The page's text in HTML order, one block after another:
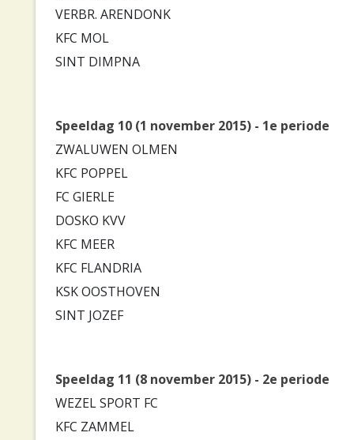
VERBR. ARENDONK
KFC MOL
SINT DIMPNA
Speeldag 10 (1 november 2015) - 1e periode
ZWALUWEN OLMEN
KFC POPPEL
FC GIERLE
DOSKO KVV
KFC MEER
KFC FLANDRIA
KSK OOSTHOVEN
SINT JOZEF
Speeldag 11 (8 november 2015) - 2e periode
WEZEL SPORT FC
KFC ZAMMEL